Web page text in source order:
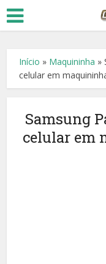
Início » Maquininha »
celular em
Samsung
celular em